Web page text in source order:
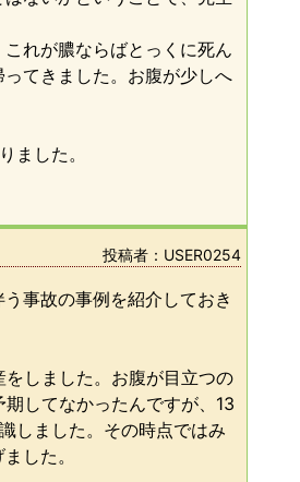
れが膿ならばとっくに死ん
てきました。お腹が少しへ
ました。
投稿者：USER0254
事故の事例を紹介しておき
しました。お腹が目立つの
してなかったんですが、13
しました。その時点ではみ
した。